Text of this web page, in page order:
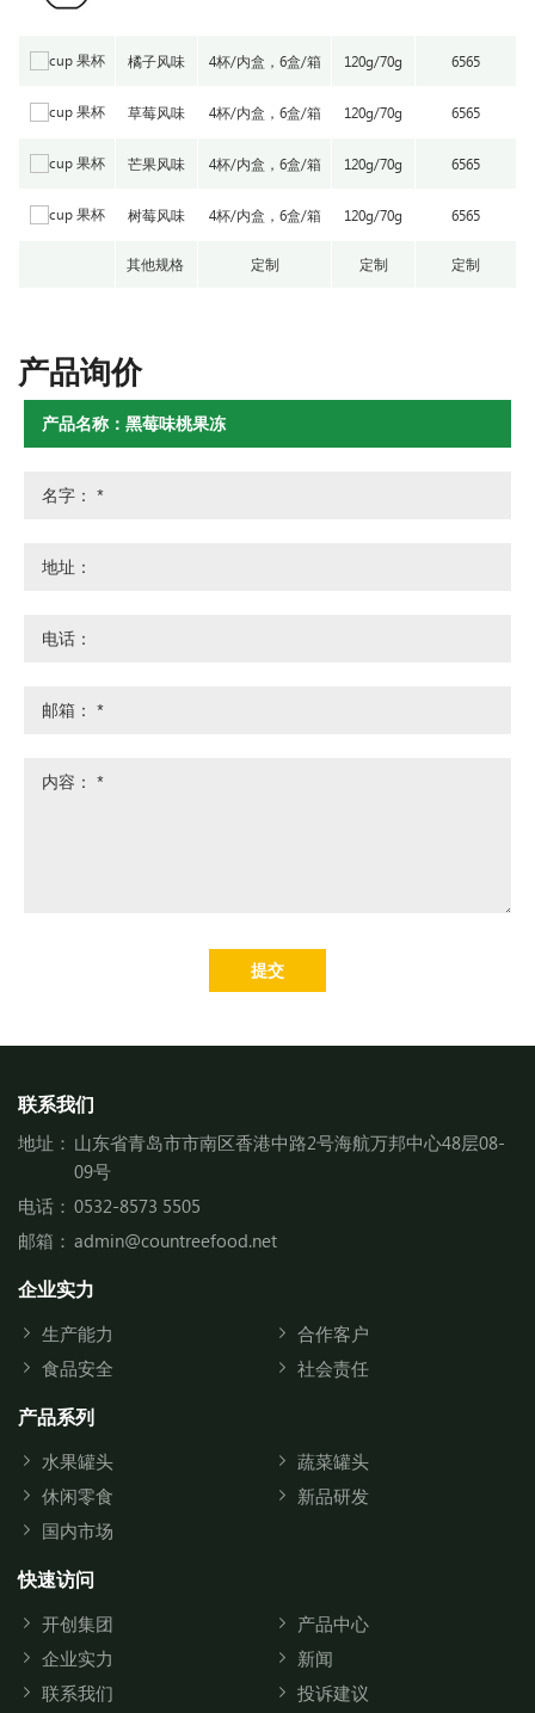
橘子风味 4杯/内盒，6盒/箱 120g/70g 6565
草莓风味 4杯/内盒，6盒/箱 120g/70g 6565
芒果风味 4杯/内盒，6盒/箱 120g/70g 6565
树莓风味 4杯/内盒，6盒/箱 120g/70g 6565
其他规格 定制 定制 定制
产品询价
提交
联系我们
地址： 山东省青岛市市南区香港中路2号海航万邦中心48层08-
09号
电话： 0532-8573 5505
邮箱： admin@countreefood.net
企业实力
生产能力
合作客户
食品安全
社会责任
产品系列
水果罐头
蔬菜罐头
休闲零食
新品研发
国内市场
快速访问
开创集团
产品中心
企业实力
新闻
联系我们
投诉建议